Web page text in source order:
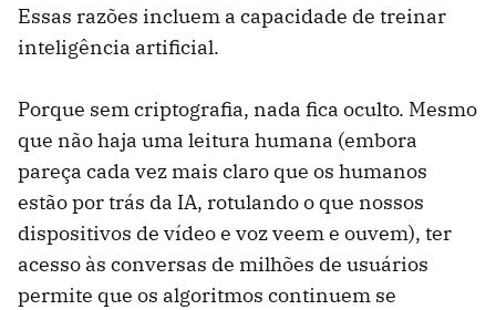
Essas razões incluem a capacidade de treinar
inteligência artificial.
Porque sem criptografia, nada fica oculto. Mesmo
que não haja uma leitura humana (embora
pareça cada vez mais claro que os humanos
estão por trás da IA, rotulando o que nossos
dispositivos de vídeo e voz veem e ouvem), ter
acesso às conversas de milhões de usuários
permite que os algoritmos continuem se